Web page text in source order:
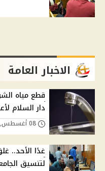
الاخبار العامة
قطع مياه
دار السلام
غدًا الأحد..
لتنسيق الجامعات